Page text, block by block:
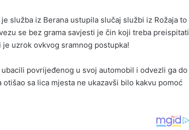
služba iz Berana ustupila slučaj službi iz Rožaja to
se bez grama savjesti je čin koji treba preispitati
uzrok ovkvog sramnog postupka!
povrijeđenog u svoj automobil i odvezli ga do
sa lica mjesta ne ukazavši bilo kakvu pomoć